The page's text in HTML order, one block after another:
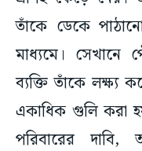
তাঁকে ডেকে
মাধ্যমে।
ব্যক্তি তাঁকে লক্ষ্য
একাধিক গুলি করা
পরিবারের